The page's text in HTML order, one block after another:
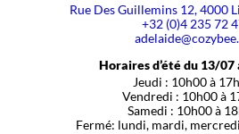
Rue Des Guillemins 12, 4000
+32 (0)4 235 72
Horaires d’été du 13/07
Jeudi : 10h00 à
Vendredi : 10h00 à
Samedi : 10h00 à
Fermé: lundi, mardi,